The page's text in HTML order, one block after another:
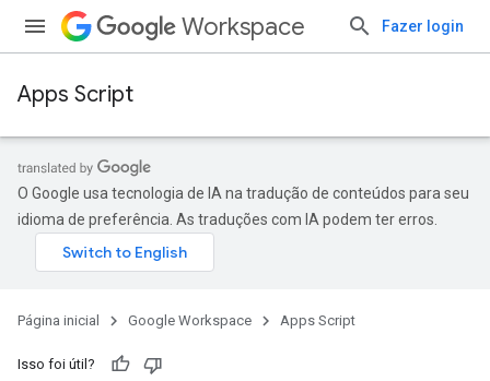
Workspace Fazer login
Apps Script
O Google usa tecnologia de IA na tradução de conteúdos para seu
idioma de preferência. As traduções com IA podem ter erros.
Página inicial Google Workspace Apps Script
Isso foi útil?